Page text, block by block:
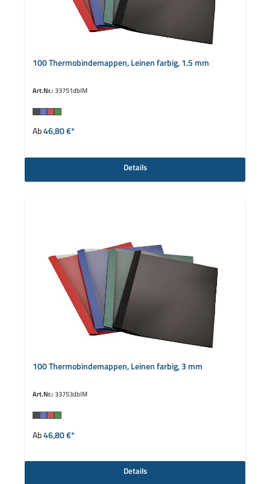
100 Thermobindemappen, Leinen farbig, 1.5 mm
Art.Nr.:33751dblM
Farbeauswählen
Ab46,80 €*
Details
100 Thermobindemappen, Leinen farbig, 3 mm
Art.Nr.:33753dblM
Farbeauswählen
Ab46,80 €*
Details